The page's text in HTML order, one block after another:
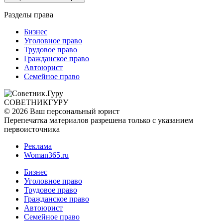
Разделы права
Бизнес
Уголовное право
Трудовое право
Гражданское право
Автоюрист
Семейное право
СОВЕТНИКГУРУ
© 2026 Ваш персональный юрист
Перепечатка материалов разрешена только с указанием
первоисточника
Реклама
Woman365.ru
Бизнес
Уголовное право
Трудовое право
Гражданское право
Автоюрист
Семейное право